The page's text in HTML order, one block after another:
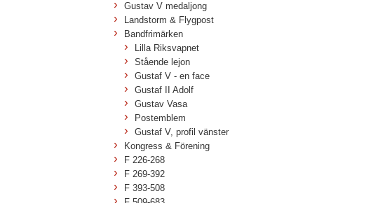
Gustav V medaljong
Landstorm & Flygpost
Bandfrimärken
Lilla Riksvapnet
Stående lejon
Gustaf V - en face
Gustaf II Adolf
Gustav Vasa
Postemblem
Gustaf V, profil vänster
Kongress & Förening
F 226-268
F 269-392
F 393-508